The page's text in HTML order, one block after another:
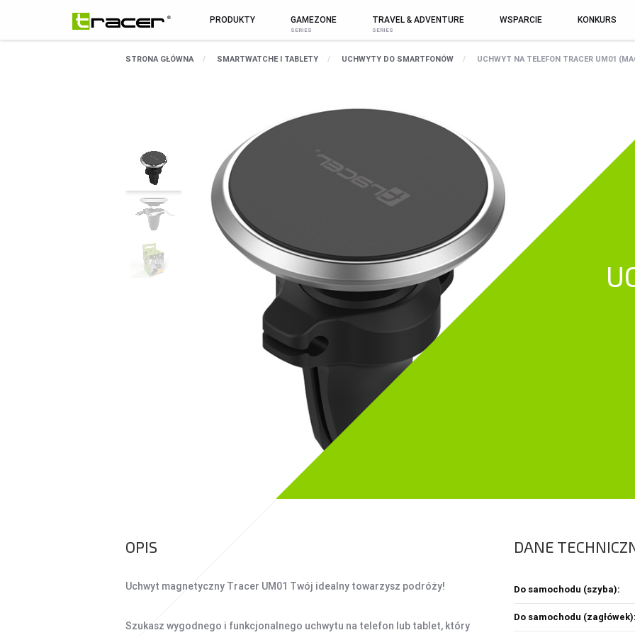
MARKA WSZYSTKIE PRODUKTY
ZESTAWY
PODKŁADKI POD MYSZ
GŁOŚNIKI
SMARTWATCHE I TABLETY
UCHWYTY DO
SMARTFONÓW
UCHWYTY I AKCESORIA TV
UCHWYTY TV/LCD
TV BOX
DOM I BIURO
CZYTNIK KART
PRYSZNICE TURYSTYCZNE
PRODUKTY GAMEZONE TRAVEL & ADVENTURE WSPARCIE KONKURS
STRONA GŁÓWNA SMARTWATCHE I TABLETY UCHWYTY DO SMARTFONÓW UCHWYT NA TELEFON TRACER UM01
OPIS
Uchwyt magnetyczny Tracer UM01 Twój idealny towarzysz podróży!
Szukasz wygodnego i funkcjonalnego uchwytu na telefon lub tablet, który
DANE
Do samochodu (szyba):
Do samochodu (zagłówek):